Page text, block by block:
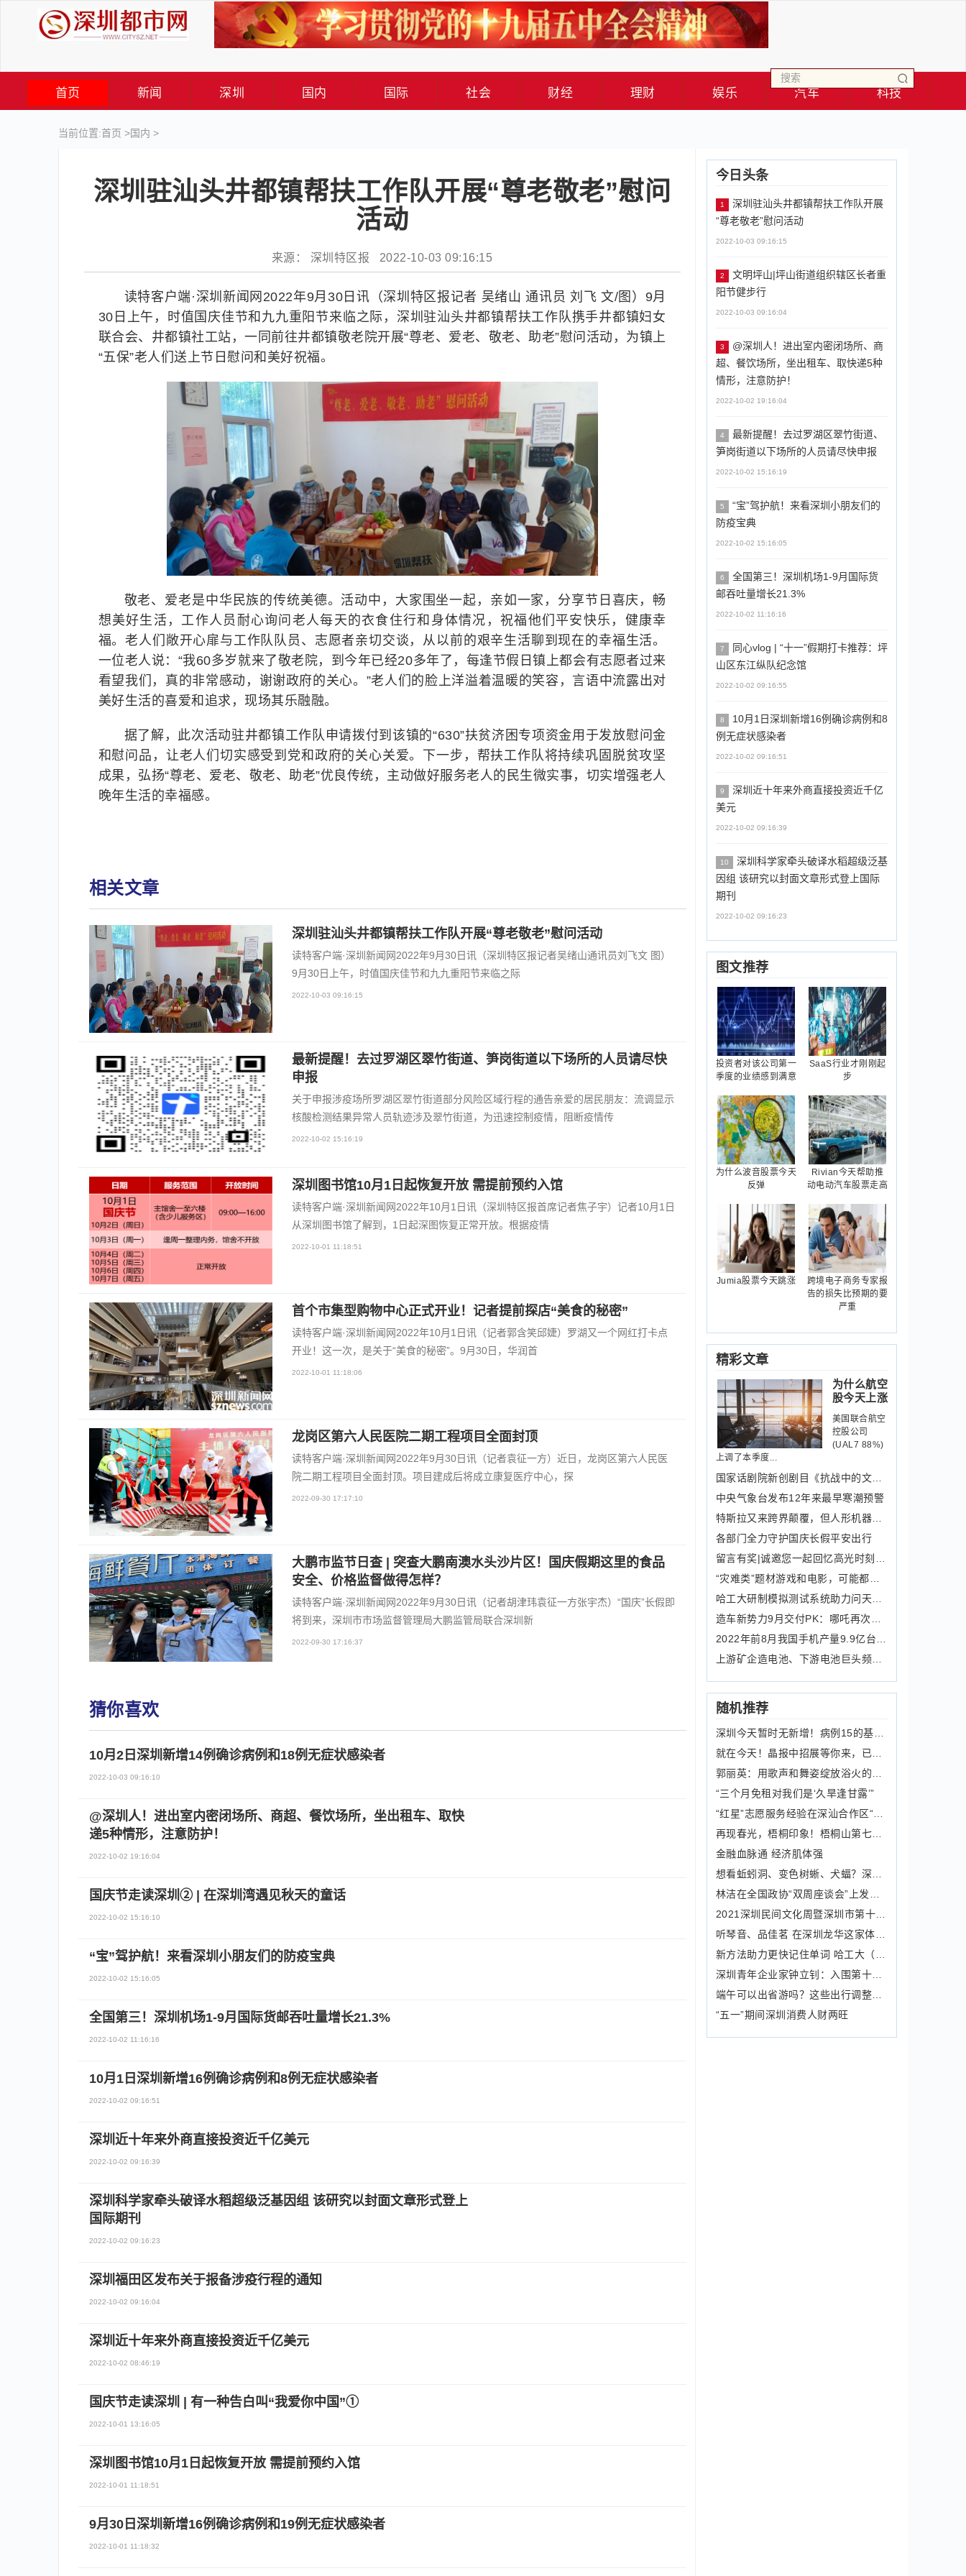
首页 新闻 深圳 国内 国际 社会 财经 理财 娱乐 汽车 科技
当前位置:首页 >国内 >
深圳驻汕头井都镇帮扶工作队开展“尊老敬老”慰问
活动
来源： 深圳特区报 2022-10-03 09:16:15
读特客户端·深圳新闻网2022年9月30日讯（深圳特区报记者 吴绪山 通讯员 刘飞 文/图）9月
30日上午，时值国庆佳节和九九重阳节来临之际，深圳驻汕头井都镇帮扶工作队携手井都镇妇女
联合会、井都镇社工站，一同前往井都镇敬老院开展“尊老、爱老、敬老、助老”慰问活动，为镇上
“五保”老人们送上节日慰问和美好祝福。
敬老、爱老是中华民族的传统美德。活动中，大家围坐一起，亲如一家，分享节日喜庆，畅
想美好生活，工作人员耐心询问老人每天的衣食住行和身体情况，祝福他们平安快乐，健康幸
福。老人们敞开心扉与工作队队员、志愿者亲切交谈，从以前的艰辛生活聊到现在的幸福生活。
一位老人说：“我60多岁就来了敬老院，到今年已经20多年了，每逢节假日镇上都会有志愿者过来
看望我们，真的非常感动，谢谢政府的关心。”老人们的脸上洋溢着温暖的笑容，言语中流露出对
美好生活的喜爱和追求，现场其乐融融。
据了解，此次活动驻井都镇工作队申请拨付到该镇的“630”扶贫济困专项资金用于发放慰问金
和慰问品，让老人们切实感受到党和政府的关心关爱。下一步，帮扶工作队将持续巩固脱贫攻坚
成果，弘扬“尊老、爱老、敬老、助老”优良传统，主动做好服务老人的民生微实事，切实增强老人
晚年生活的幸福感。
相关文章
深圳驻汕头井都镇帮扶工作队开展“尊老敬老”慰问活动
读特客户端·深圳新闻网2022年9月30日讯（深圳特区报记者吴绪山通讯员刘飞文 图）
9月30日上午，时值国庆佳节和九九重阳节来临之际
2022-10-03 09:16:15
最新提醒！去过罗湖区翠竹街道、笋岗街道以下场所的人员请尽快
申报
关于申报涉疫场所罗湖区翠竹街道部分风险区域行程的通告亲爱的居民朋友：流调显示
核酸检测结果异常人员轨迹涉及翠竹街道，为迅速控制疫情，阻断疫情传
2022-10-02 15:16:19
深圳图书馆10月1日起恢复开放 需提前预约入馆
读特客户端·深圳新闻网2022年10月1日讯（深圳特区报首席记者焦子宇）记者10月1日
从深圳图书馆了解到，1日起深图恢复正常开放。根据疫情
2022-10-01 11:18:51
首个市集型购物中心正式开业！记者提前探店“美食的秘密”
读特客户端·深圳新闻网2022年10月1日讯（记者郭含笑邱婕）罗湖又一个网红打卡点
开业！这一次，是关于“美食的秘密”。9月30日，华润首
2022-10-01 11:18:06
龙岗区第六人民医院二期工程项目全面封顶
读特客户端·深圳新闻网2022年9月30日讯（记者袁征一方）近日，龙岗区第六人民医
院二期工程项目全面封顶。项目建成后将成立康复医疗中心，探
2022-09-30 17:17:10
大鹏市监节日查 | 突查大鹏南澳水头沙片区！国庆假期这里的食品
安全、价格监督做得怎样？
读特客户端·深圳新闻网2022年9月30日讯（记者胡津玮袁征一方张宇杰）“国庆”长假即
将到来，深圳市市场监督管理局大鹏监管局联合深圳新
2022-09-30 17:16:37
猜你喜欢
10月2日深圳新增14例确诊病例和18例无症状感染者
2022-10-03 09:16:10
@深圳人！进出室内密闭场所、商超、餐饮场所，坐出租车、取快
递5种情形，注意防护！
2022-10-02 19:16:04
国庆节走读深圳② | 在深圳湾遇见秋天的童话
2022-10-02 15:16:10
“宝”驾护航！来看深圳小朋友们的防疫宝典
2022-10-02 15:16:05
全国第三！深圳机场1-9月国际货邮吞吐量增长21.3%
2022-10-02 11:16:16
10月1日深圳新增16例确诊病例和8例无症状感染者
2022-10-02 09:16:51
深圳近十年来外商直接投资近千亿美元
2022-10-02 09:16:39
深圳科学家牵头破译水稻超级泛基因组 该研究以封面文章形式登上
国际期刊
2022-10-02 09:16:23
深圳福田区发布关于报备涉疫行程的通知
2022-10-02 09:16:04
深圳近十年来外商直接投资近千亿美元
2022-10-02 08:46:19
国庆节走读深圳 | 有一种告白叫“我爱你中国”①
2022-10-01 13:16:05
深圳图书馆10月1日起恢复开放 需提前预约入馆
2022-10-01 11:18:51
9月30日深圳新增16例确诊病例和19例无症状感染者
2022-10-01 11:18:32
今日头条
1
深圳驻汕头井都镇帮扶工作队开展
“尊老敬老”慰问活动
2022-10-03 09:16:15
2
文明坪山|坪山街道组织辖区长者重
阳节健步行
2022-10-03 09:16:04
3
@深圳人！进出室内密闭场所、商
超、餐饮场所，坐出租车、取快递5种
情形，注意防护！
2022-10-02 19:16:04
4
最新提醒！去过罗湖区翠竹街道、
笋岗街道以下场所的人员请尽快申报
2022-10-02 15:16:19
5
“宝”驾护航！来看深圳小朋友们的
防疫宝典
2022-10-02 15:16:05
6
全国第三！深圳机场1-9月国际货
邮吞吐量增长21.3%
2022-10-02 11:16:16
7
同心vlog | “十一”假期打卡推荐：坪
山区东江纵队纪念馆
2022-10-02 09:16:55
8
10月1日深圳新增16例确诊病例和8
例无症状感染者
2022-10-02 09:16:51
9
深圳近十年来外商直接投资近千亿
美元
2022-10-02 09:16:39
10
深圳科学家牵头破译水稻超级泛基
因组 该研究以封面文章形式登上国际
期刊
2022-10-02 09:16:23
图文推荐
投资者对该公司第一
季度的业绩感到满意
SaaS行业才刚刚起
步
为什么波音股票今天
反弹
Rivian今天帮助推
动电动汽车股票走高
Jumia股票今天跳涨
跨境电子商务专家报
告的损失比预期的要
严重
精彩文章
为什么航空
股今天上涨
美国联合航空
控股公司
(UAL7 88%)
上调了本季度...
中央气象台发布12年来最早寒潮预警
各部门全力守护国庆长假平安出行
随机推荐
“三个月免租对我们是‘久旱逢甘露’”
金融血脉通 经济肌体强
“五一”期间深圳消费人财两旺